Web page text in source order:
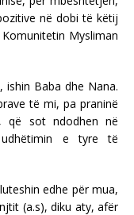
në dobi të këtij
Mysliman
Baba dhe Nana.
të mi, pa praninë
që sot ndodhen në
udhëtimin e tyre të
edhe për mua,
(a.s), diku aty, afër